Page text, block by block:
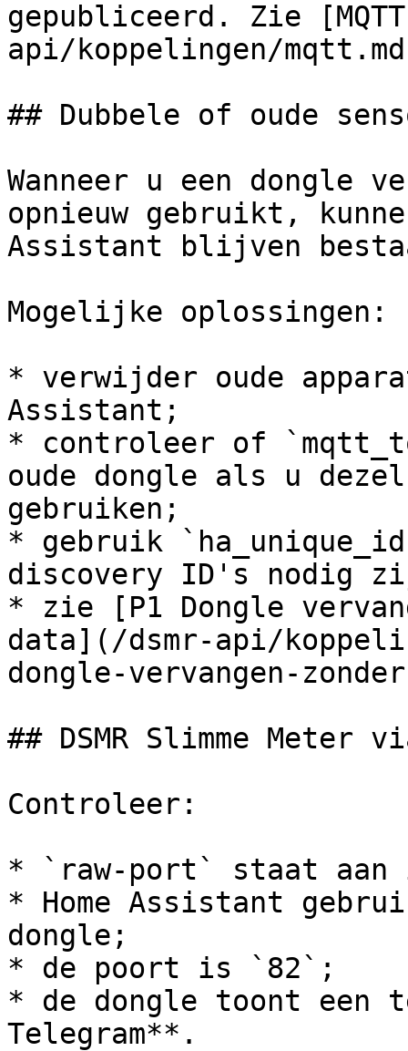
gepubliceerd. Zie
api/koppelingen/
## Dubbele of oude
Wanneer u een dongle
opnieuw gebruikt,
Assistant blijven
Mogelijke oplossingen:
* verwijder oude
Assistant;
* controleer of
oude dongle als u
gebruiken;
* gebruik
discovery ID's nodig
* zie [P1 Dongle
data](/dsmr-api/
dongle-vervangen-
## DSMR Slimme
Controleer:
* `raw-port` staat
* Home Assistant
dongle;
* de poort is `82`;
* de dongle toont een
Telegram**.